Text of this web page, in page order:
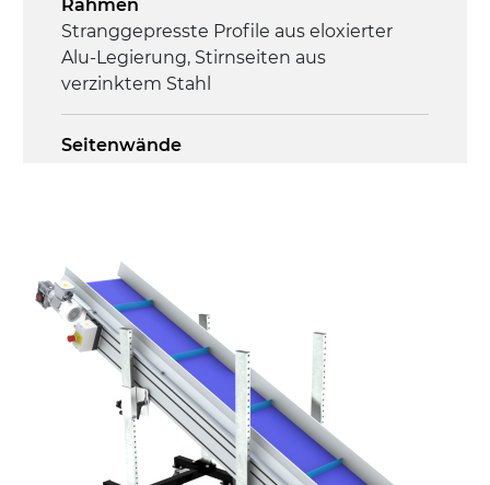
Rahmen
Stranggepresste Profile aus eloxierter
Alu-Legierung, Stirnseiten aus
verzinktem Stahl
Seitenwände
Ständer
ausziehbare Elemente aus
druckgegossener Alu-Legierung, Beine
aus verzinktem Metallrohr, Stellfüße
Förderfläche
PU Oberfläche in Mattblau